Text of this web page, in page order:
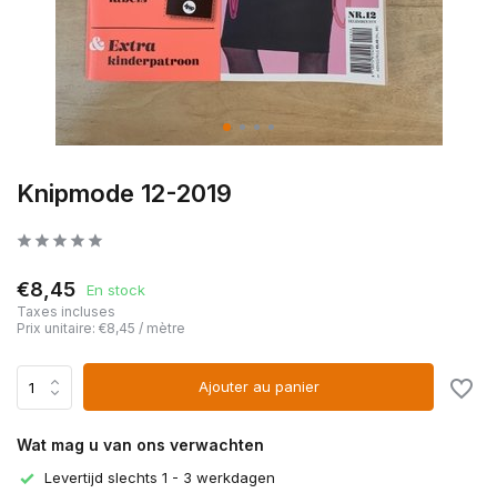
Knipmode 12-2019
€8,45 En stock
Taxes incluses
Prix unitaire: €8,45 / mètre
Ajouter au panier
Wat mag u van ons verwachten
Levertijd slechts 1 - 3 werkdagen